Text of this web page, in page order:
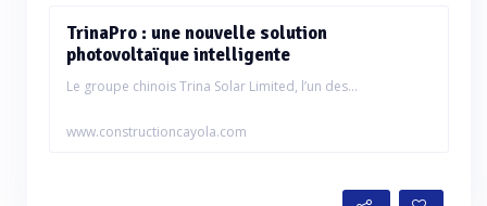
TrinaPro : une nouvelle solution
photovoltaïque intelligente
Le groupe chinois Trina Solar Limited, l’un des...
www.constructioncayola.com